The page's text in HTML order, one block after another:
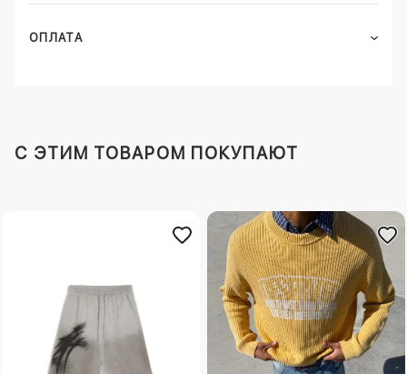
ОПЛАТА
C ЭТИМ ТОВАРОМ ПОКУПАЮТ